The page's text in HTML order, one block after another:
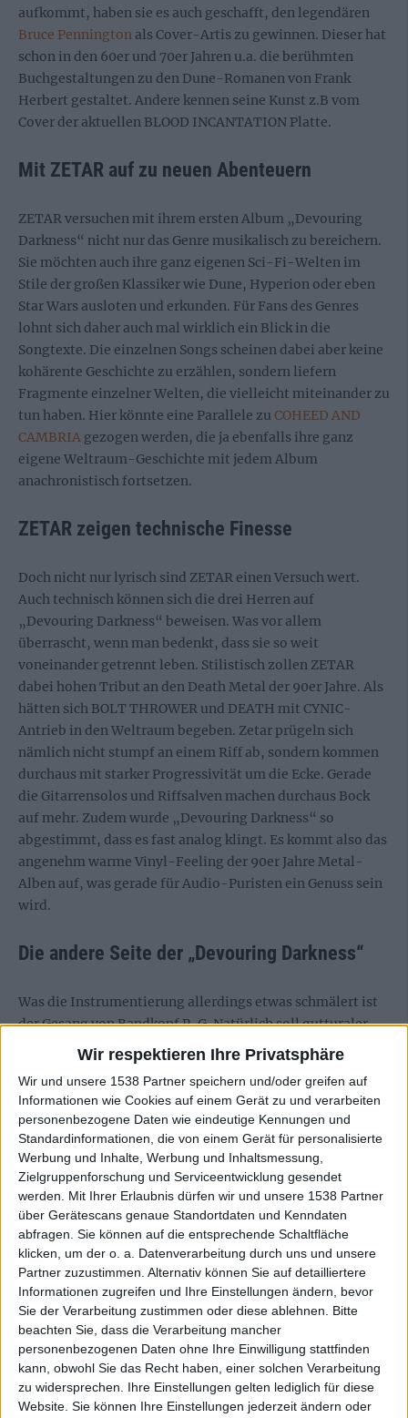
Wir respektieren Ihre Privatsphäre
Wir und unsere 1538 Partner speichern und/oder greifen auf
Informationen wie Cookies auf einem Gerät zu und verarbeiten
personenbezogene Daten wie eindeutige Kennungen und
Standardinformationen, die von einem Gerät für personalisierte
Werbung und Inhalte, Werbung und Inhaltsmessung,
Zielgruppenforschung und Serviceentwicklung gesendet
werden.
Mit Ihrer Erlaubnis dürfen wir und unsere 1538 Partner
über Gerätescans genaue Standortdaten und Kenndaten
abfragen. Sie können auf die entsprechende Schaltfläche
klicken, um der o. a. Datenverarbeitung durch uns und unsere
Partner zuzustimmen. Alternativ können Sie auf detailliertere
Informationen zugreifen und Ihre Einstellungen ändern, bevor
Sie der Verarbeitung zustimmen oder diese ablehnen.
Bitte
beachten Sie, dass die Verarbeitung mancher
personenbezogenen Daten ohne Ihre Einwilligung stattfinden
kann, obwohl Sie das Recht haben, einer solchen Verarbeitung
zu widersprechen. Ihre Einstellungen gelten lediglich für diese
Website. Sie können Ihre Einstellungen jederzeit ändern oder
aufkommt, haben sie es auch geschafft, den legendären
Bruce Pennington als Cover-Artis zu gewinnen. Dieser hat
schon in den 60er und 70er Jahren u.a. die berühmten
Buchgestaltungen zu den Dune-Romanen von Frank
Herbert gestaltet. Andere kennen seine Kunst z.B vom
Cover der aktuellen BLOOD INCANTATION Platte.
Mit ZETAR auf zu neuen Abenteuern
ZETAR versuchen mit ihrem ersten Album „Devouring
Darkness“ nicht nur das Genre musikalisch zu bereichern.
Sie möchten auch ihre ganz eigenen Sci-Fi-Welten im
Stile der großen Klassiker wie Dune, Hyperion oder eben
Star Wars ausloten und erkunden. Für Fans des Genres
lohnt sich daher auch mal wirklich ein Blick in die
Songtexte. Die einzelnen Songs scheinen dabei aber keine
kohärente Geschichte zu erzählen, sondern liefern
Fragmente einzelner Welten, die vielleicht miteinander zu
tun haben. Hier könnte eine Parallele zu COHEED AND
CAMBRIA gezogen werden, die ja ebenfalls ihre ganz
eigene Weltraum-Geschichte mit jedem Album
anachronistisch fortsetzen.
ZETAR zeigen technische Finesse
Doch nicht nur lyrisch sind ZETAR einen Versuch wert.
Auch technisch können sich die drei Herren auf
„Devouring Darkness“ beweisen. Was vor allem
überrascht, wenn man bedenkt, dass sie so weit
voneinander getrennt leben. Stilistisch zollen ZETAR
dabei hohen Tribut an den Death Metal der 90er Jahre. Als
hätten sich BOLT THROWER und DEATH mit CYNIC-
Antrieb in den Weltraum begeben. Zetar prügeln sich
nämlich nicht stumpf an einem Riff ab, sondern kommen
durchaus mit starker Progressivität um die Ecke. Gerade
die Gitarrensolos und Riffsalven machen durchaus Bock
auf mehr. Zudem wurde „Devouring Darkness“ so
abgestimmt, dass es fast analog klingt. Es kommt also das
angenehm warme Vinyl-Feeling der 90er Jahre Metal-
Alben auf, was gerade für Audio-Puristen ein Genuss sein
wird.
Die andere Seite der „Devouring Darkness“
Was die Instrumentierung allerdings etwas schmälert ist
der Gesang von Bandkopf R. G. Natürlich soll gutturaler
Gesang nicht nach Engelsstimmen klingen. Doch er sollte
sich schon klanglich in das gesamte musikalische Gefüge
einfinden. Das gelingt ZETAR allerdings auf „Devouring
Darkness“ noch nicht vollständig. Da wäre für kommende
Weltraum-Abenteuer noch gut Luft nach oben. Ein
weiteres Manko – und das teilen sich viele Technical-
Death-Metal-Bands – ist die fehlende Eingängigkeit der
Songs. ZETAR verzichten auf „Devouring Darkness“
nämlich vollständig auf Refrains. Dadurch werden die
Songs von Höhepunkt zu Höhepunkt durchgeprügelt,
ohne regelmäßig gesanglich aufgelockert zu werden. Die
Stimmung geht dadurch zwar nicht verloren, doch wäre es
bei manchen Stücken schon schöner, wenn man sie vor der
Heimanlage oder (hoffentlich irgendwann mal) im
Moshpit mitgrölen könnte. Aber so muss man eben umso
mehr die Texte besser studieren.